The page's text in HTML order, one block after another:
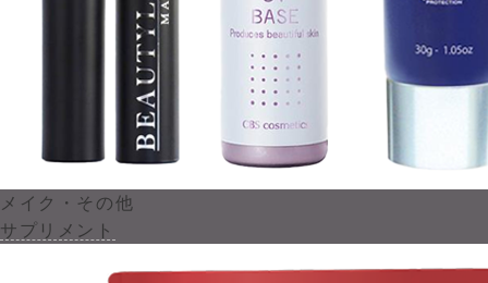
メイク・その他
サプリメント